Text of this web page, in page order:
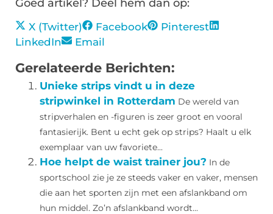
Goed artikel? Deel hem dan op:
X (Twitter) Facebook
Pinterest
LinkedIn
Email
Gerelateerde Berichten:
Unieke strips vindt u in deze
stripwinkel in Rotterdam De wereld van
stripverhalen en -figuren is zeer groot en vooral
fantasierijk. Bent u echt gek op strips? Haalt u elk
exemplaar van uw favoriete...
Hoe helpt de waist trainer jou? In de
sportschool zie je ze steeds vaker en vaker, mensen
die aan het sporten zijn met een afslankband om
hun middel. Zo’n afslankband wordt...